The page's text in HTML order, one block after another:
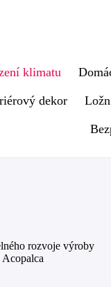
klimatu
dekor
rozvoje výroby